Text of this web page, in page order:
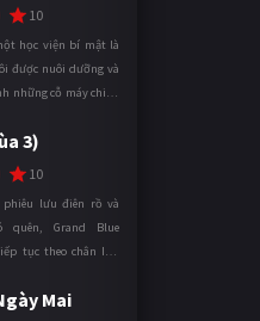
10
học viện bí mật là
được nuôi dưỡng và
những cỗ máy chiến
... 3)
10
phiêu lưu điên rồ và
quên, Grand Blue
tục theo chân Iori
đại học đ ...
Mai